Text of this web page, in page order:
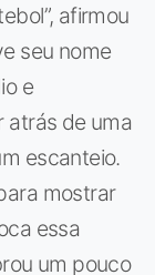
afirmou
seu nome
e
atrás de uma
escanteio.
mostrar
essa
um pouco